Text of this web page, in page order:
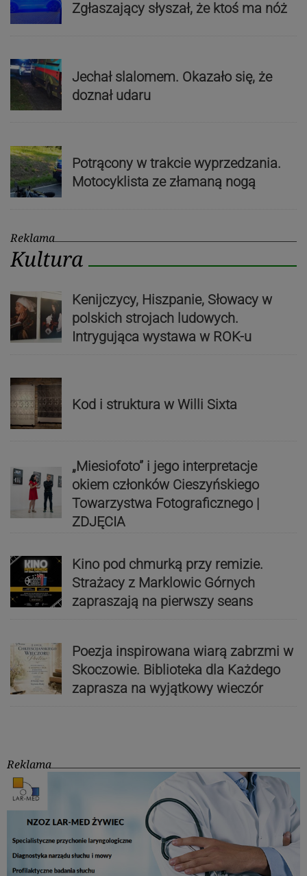
Zgłaszający słyszał, że ktoś ma nóż
Jechał slalomem. Okazało się, że
doznał udaru
Potrącony w trakcie wyprzedzania.
Motocyklista ze złamaną nogą
Reklama
Kultura
Kenijczycy, Hiszpanie, Słowacy w
polskich strojach ludowych.
Intrygująca wystawa w ROK-u
Kod i struktura w Willi Sixta
„Miesiofoto” i jego interpretacje
okiem członków Cieszyńskiego
Towarzystwa Fotograficznego |
ZDJĘCIA
Kino pod chmurką przy remizie.
Strażacy z Marklowic Górnych
zapraszają na pierwszy seans
Poezja inspirowana wiarą zabrzmi w
Skoczowie. Biblioteka dla Każdego
zaprasza na wyjątkowy wieczór
Reklama